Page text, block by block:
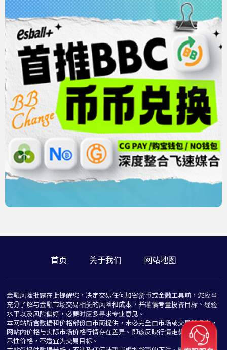
首页 关于我们 网站地图
金融风险批露在此提醒您，决定交易任何加密货币或金融工具前，您应当
充分了解与金融市场交易相关的风险和成本，并谨慎考量投资目标、经验
水平以及风险偏好，必要时应多寻求专业意见。
本网站所含数据和价格部份由市商提供，未必完全由市场或交易所提供，
网站内价格与实际市场价格行情存在差异。即该反映行情走势价格仅为指
示性价格，不适宜为交易目标。